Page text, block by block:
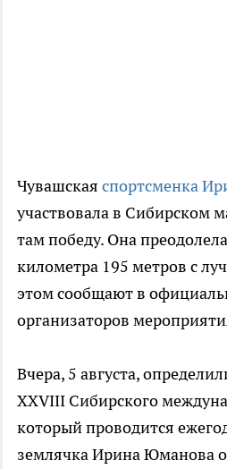
Чувашская спортсменка
участвовала в Сибирском
там победу. Она
километра 195 метров с
этом сообщают в
организаторов
Вчера, 5 августа,
XXVIII Сибирского
который проводится
землячка Ирина Юманова